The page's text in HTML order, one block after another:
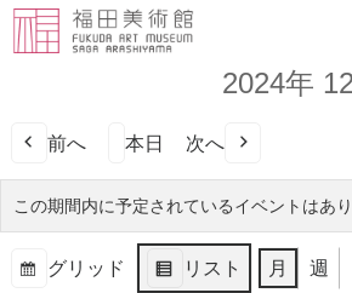
2024年
前へ 本日 次へ
この期間内に予定されているイベントはあ
グリッド
表
リスト
表
月 週